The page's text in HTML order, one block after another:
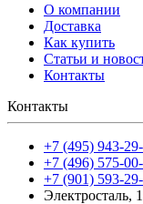
О компании
Доставка
Как купить
Статьи и
Контакты
Контакты
+7 (495) 943-
+7 (496) 575-
+7 (901) 593-
Электросталь,